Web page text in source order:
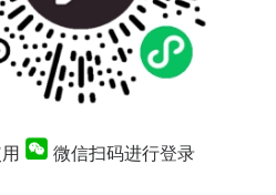
微信扫码进行登录